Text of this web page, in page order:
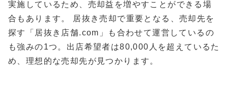
実施しているため、売却益を増やすことができる場
合もあります。 居抜き売却で重要となる、売却先を
探す「居抜き店舗.com」も合わせて運営しているの
も強みの1つ。出店希望者は80,000人を超えているた
め、理想的な売却先が見つかります。